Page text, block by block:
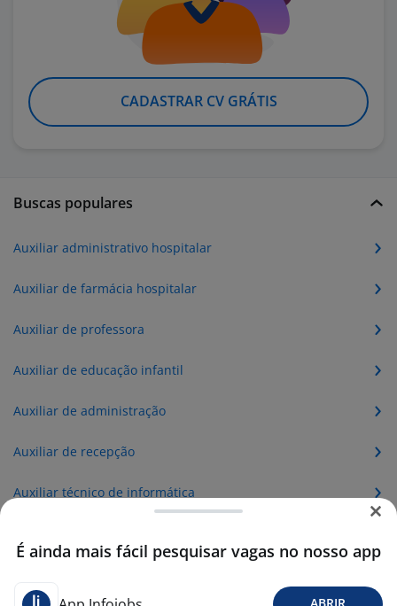
CADASTRAR CV GRÁTIS
Buscas populares
Auxiliar administrativo hospitalar
Auxiliar de farmácia hospitalar
Auxiliar de professora
Auxiliar de educação infantil
Auxiliar de administração
Auxiliar de recepção
Auxiliar técnico de informática
É ainda mais fácil pesquisar vagas no nosso app